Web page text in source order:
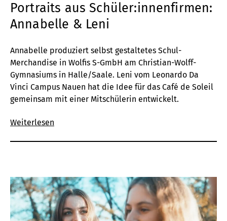
Portraits aus Schüler:innenfirmen:
Annabelle & Leni
Annabelle produziert selbst gestaltetes Schul-
Merchandise in Wolfis S-GmbH am Christian-Wolff-
Gymnasiums in Halle/Saale. Leni vom Leonardo Da
Vinci Campus Nauen hat die Idee für das Café de Soleil
gemeinsam mit einer Mitschülerin entwickelt.
Weiterlesen